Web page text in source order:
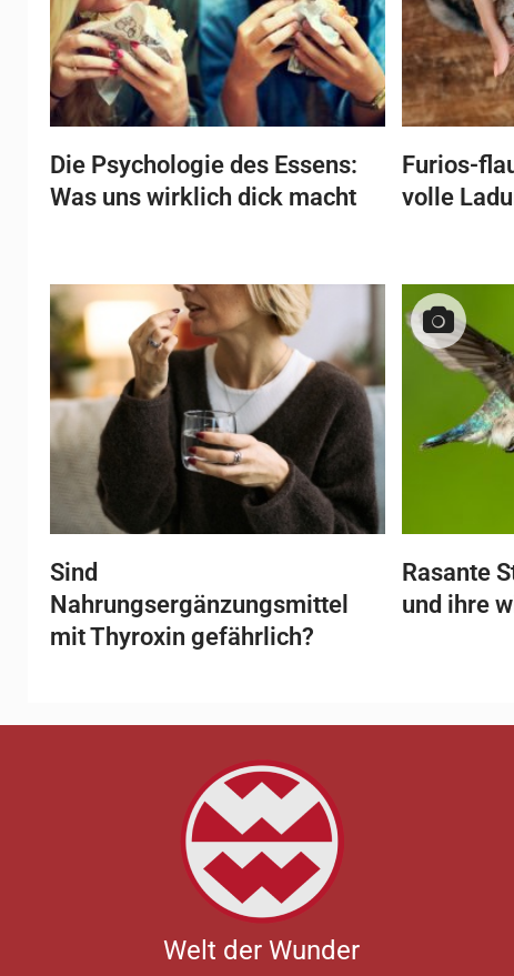
Die Psychologie des Essens:
Was uns wirklich dick macht
Furios-
volle
Sind
Nahrungsergänzungsmittel
mit Thyroxin gefährlich?
Rasante
und ihre
Welt der Wunder